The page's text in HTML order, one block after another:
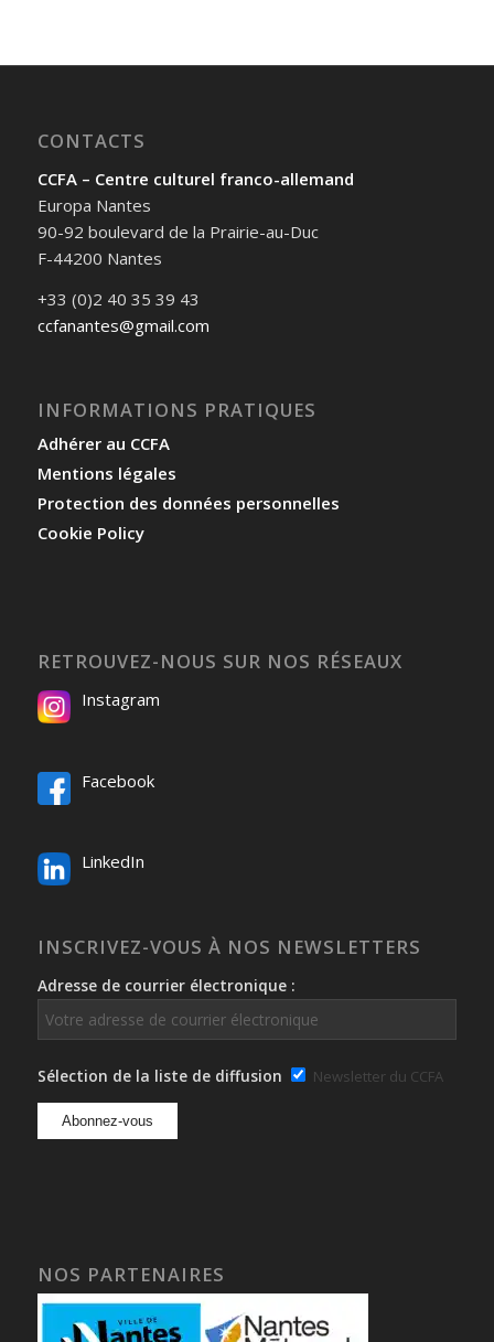
CONTACTS
CCFA – Centre culturel franco-allemand
Europa Nantes
90-92 boulevard de la Prairie-au-Duc
F-44200 Nantes
+33 (0)2 40 35 39 43
ccfanantes@gmail.com
INFORMATIONS PRATIQUES
Adhérer au CCFA
Mentions légales
Protection des données personnelles
Cookie Policy
RETROUVEZ-NOUS SUR NOS RÉSEAUX
Instagram
Facebook
LinkedIn
INSCRIVEZ-VOUS À NOS NEWSLETTERS
Adresse de courrier électronique :
Sélection de la liste de diffusion Newsletter du CCFA
NOS PARTENAIRES